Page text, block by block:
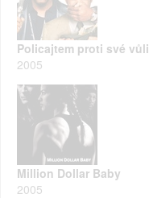
Policajtem proti své vůli
2005
Million Dollar Baby
2005